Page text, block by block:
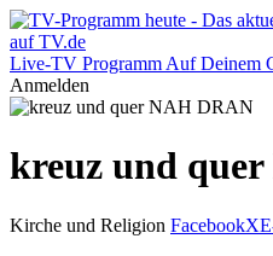
Live-TV Programm Auf Deinem
Anmelden
kreuz und
Kirche und Religion FacebookX